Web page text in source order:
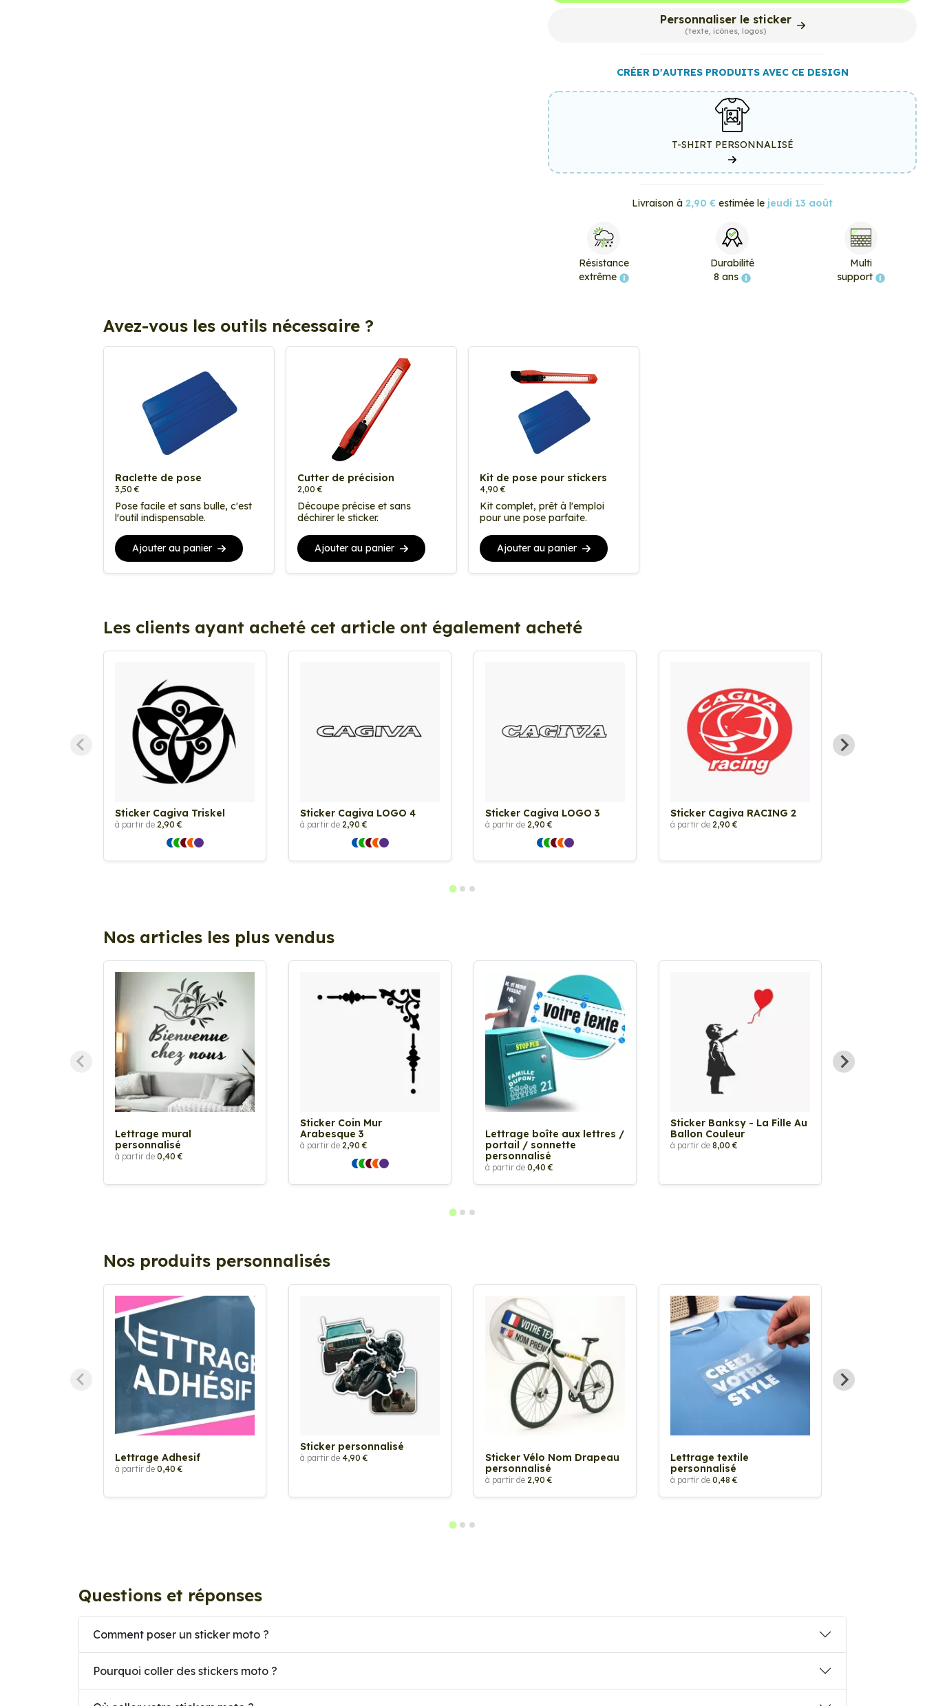
Personnaliser le sticker
(texte, icônes, logos)
CRÉER D'AUTRES PRODUITS AVEC CE DESIGN
T-SHIRT PERSONNALISÉ
Livraison à 2,90 € estimée le jeudi 13 août
Résistance
extrême
Durabilité
8 ans
Multi
support
Avez-vous les outils nécessaire ?
Raclette de pose
3,50 €
Pose facile et sans bulle, c'est
l'outil indispensable.
Ajouter au panier
Cutter de précision
2,00 €
Découpe précise et sans
déchirer le sticker.
Ajouter au panier
Kit de pose pour stickers
4,90 €
Kit complet, prêt à l'emploi
pour une pose parfaite.
Ajouter au panier
Les clients ayant acheté cet article ont également acheté
Sticker Cagiva Triskel
à partir de 2,90 €
Sticker Cagiva LOGO 4
à partir de 2,90 €
Sticker Cagiva LOGO 3
à partir de 2,90 €
Sticker Cagiva RACING 2
à partir de 2,90 €
Nos articles les plus vendus
Lettrage mural
personnalisé
à partir de 0,40 €
Sticker Coin Mur
Arabesque 3
à partir de 2,90 €
Lettrage boîte aux lettres /
portail / sonnette
personnalisé
à partir de 0,40 €
Sticker Banksy - La Fille Au
Ballon Couleur
à partir de 8,00 €
Nos produits personnalisés
Lettrage Adhesif
à partir de 0,40 €
Sticker personnalisé
à partir de 4,90 €
Sticker Vélo Nom Drapeau
personnalisé
à partir de 2,90 €
Lettrage textile
personnalisé
à partir de 0,48 €
Questions et réponses
Comment poser un sticker moto ?
Pourquoi coller des stickers moto ?